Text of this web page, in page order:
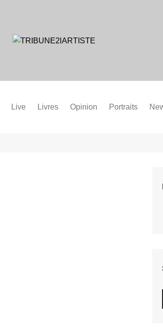
Live Livres Opinion Portraits